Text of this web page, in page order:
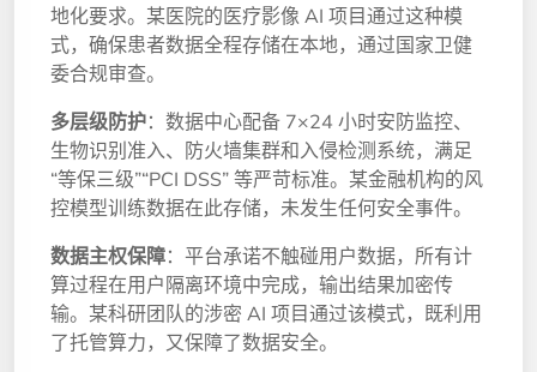
地化要求。某医院的医疗影像 AI 项目通过这种模
式，确保患者数据全程存储在本地，通过国家卫健
委合规审查。
多层级防护：数据中心配备 7×24 小时安防监控、
生物识别准入、防火墙集群和入侵检测系统，满足
“等保三级”“PCI DSS” 等严苛标准。某金融机构的风
控模型训练数据在此存储，未发生任何安全事件。
数据主权保障：平台承诺不触碰用户数据，所有计
算过程在用户隔离环境中完成，输出结果加密传
输。某科研团队的涉密 AI 项目通过该模式，既利用
了托管算力，又保障了数据安全。